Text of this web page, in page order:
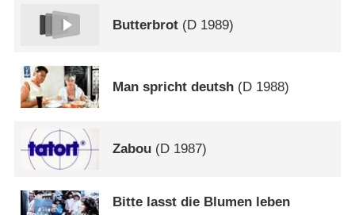
Butterbrot (D 1989)
Man spricht deutsh (D 1988)
Zabou (D 1987)
Bitte lasst die Blumen leben